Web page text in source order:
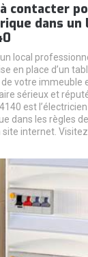
contacter
dans
local
en place d’un
votre immeuble
sérieux et
est
dans les règles
internet.